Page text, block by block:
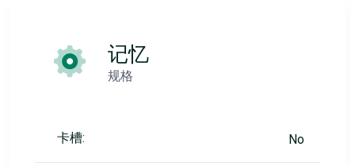
记忆
规格
卡槽: No